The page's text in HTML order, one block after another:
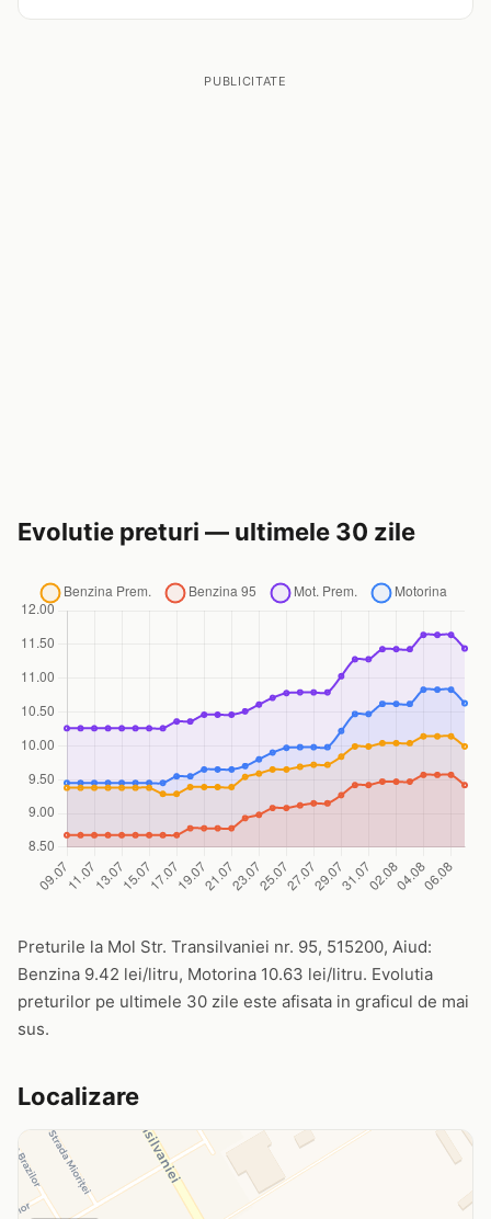
PUBLICITATE
Evolutie preturi — ultimele 30 zile
Preturile la Mol Str. Transilvaniei nr. 95, 515200, Aiud:
Benzina 9.42 lei/litru, Motorina 10.63 lei/litru. Evolutia
preturilor pe ultimele 30 zile este afisata in graficul de mai
sus.
Localizare